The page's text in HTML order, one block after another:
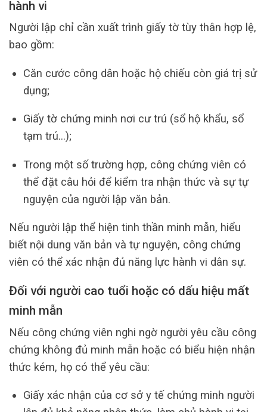
hành vi
Người lập chỉ cần xuất trình giấy tờ tùy thân hợp lệ,
bao gồm:
Căn cước công dân hoặc hộ chiếu còn giá trị sử
dụng;
Giấy tờ chứng minh nơi cư trú (sổ hộ khẩu, sổ
tạm trú…);
Trong một số trường hợp, công chứng viên có
thể đặt câu hỏi để kiểm tra nhận thức và sự tự
nguyện của người lập văn bản.
Nếu người lập thể hiện tinh thần minh mẫn, hiểu
biết nội dung văn bản và tự nguyện, công chứng
viên có thể xác nhận đủ năng lực hành vi dân sự.
Đối với người cao tuổi hoặc có dấu hiệu mất
minh mẫn
Nếu công chứng viên nghi ngờ người yêu cầu công
chứng không đủ minh mẫn hoặc có biểu hiện nhận
thức kém, họ có thể yêu cầu:
Giấy xác nhận của cơ sở y tế chứng minh người